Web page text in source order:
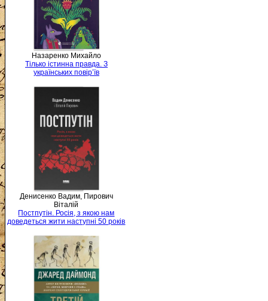
Назаренко Михайло
Тілько істинна правда. З
українських повір’їв
Денисенко Вадим, Пирович
Віталій
Постпутін. Росія, з якою нам
доведеться жити наступні 50 років